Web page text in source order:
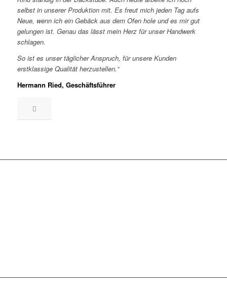
selbst in unserer Produktion mit. Es freut mich jeden Tag aufs
Neue, wenn ich ein Gebäck aus dem Ofen hole und es mir gut
gelungen ist. Genau das lässt mein Herz für unser Handwerk
schlagen.
So ist es unser täglicher Anspruch, für unsere Kunden
erstklassige Qualität herzustellen.“
Hermann Ried, Geschäftsführer